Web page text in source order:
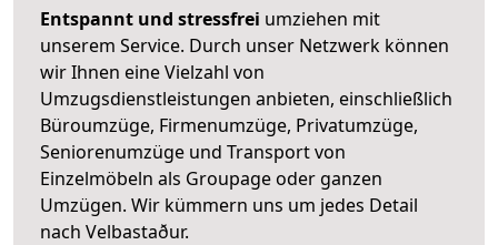
Entspannt und stressfrei umziehen mit
unserem Service. Durch unser Netzwerk können
wir Ihnen eine Vielzahl von
Umzugsdienstleistungen anbieten, einschließlich
Büroumzüge, Firmenumzüge, Privatumzüge,
Seniorenumzüge und Transport von
Einzelmöbeln als Groupage oder ganzen
Umzügen. Wir kümmern uns um jedes Detail
nach Velbastaður.